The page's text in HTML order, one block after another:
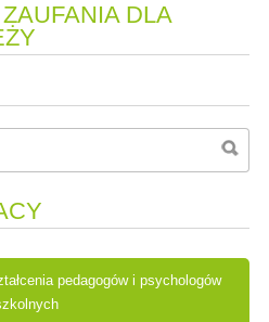
DLA
pedagogów i psychologów